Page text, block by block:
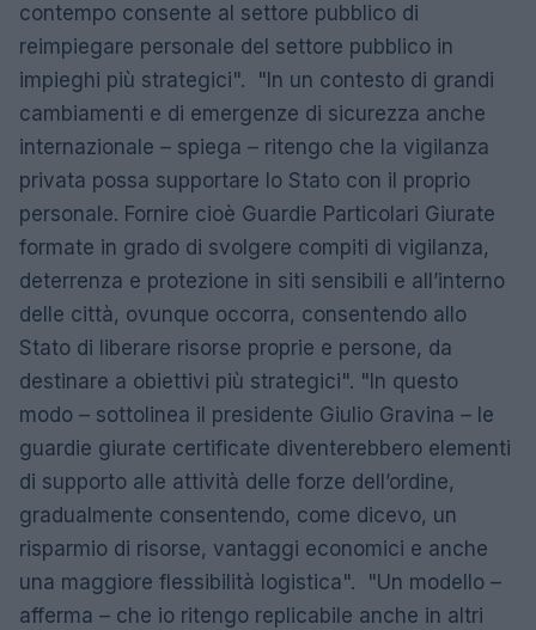
contempo consente al settore pubblico di
reimpiegare personale del settore pubblico in
impieghi più strategici". "In un contesto di grandi
cambiamenti e di emergenze di sicurezza anche
internazionale – spiega – ritengo che la vigilanza
privata possa supportare lo Stato con il proprio
personale. Fornire cioè Guardie Particolari Giurate
formate in grado di svolgere compiti di vigilanza,
deterrenza e protezione in siti sensibili e all’interno
delle città, ovunque occorra, consentendo allo
Stato di liberare risorse proprie e persone, da
destinare a obiettivi più strategici". "In questo
modo – sottolinea il presidente Giulio Gravina – le
guardie giurate certificate diventerebbero elementi
di supporto alle attività delle forze dell’ordine,
gradualmente consentendo, come dicevo, un
risparmio di risorse, vantaggi economici e anche
una maggiore flessibilità logistica". "Un modello –
afferma – che io ritengo replicabile anche in altri